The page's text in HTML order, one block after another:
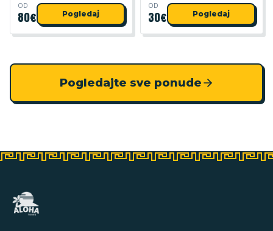
OD
80€ Pogledaj
OD
30€ Pogledaj
Pogledajte sve ponude